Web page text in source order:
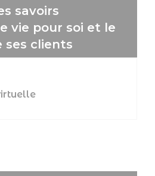
savoirs
vie pour soi et le
ses clients